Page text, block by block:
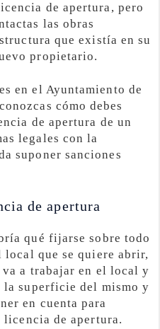
de apertura, pero
las obras
que existía en su
propietario.
en el Ayuntamiento de
cómo debes
de apertura de un
legales con la
suponer sanciones
de apertura
qué fijarse sobre todo
que se quiere abrir,
a trabajar en el local y
la superficie del mismo y
en cuenta para
de apertura.